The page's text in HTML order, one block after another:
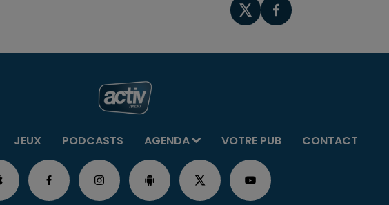
JEUX PODCASTS AGENDA VOTRE PUB CONTACT